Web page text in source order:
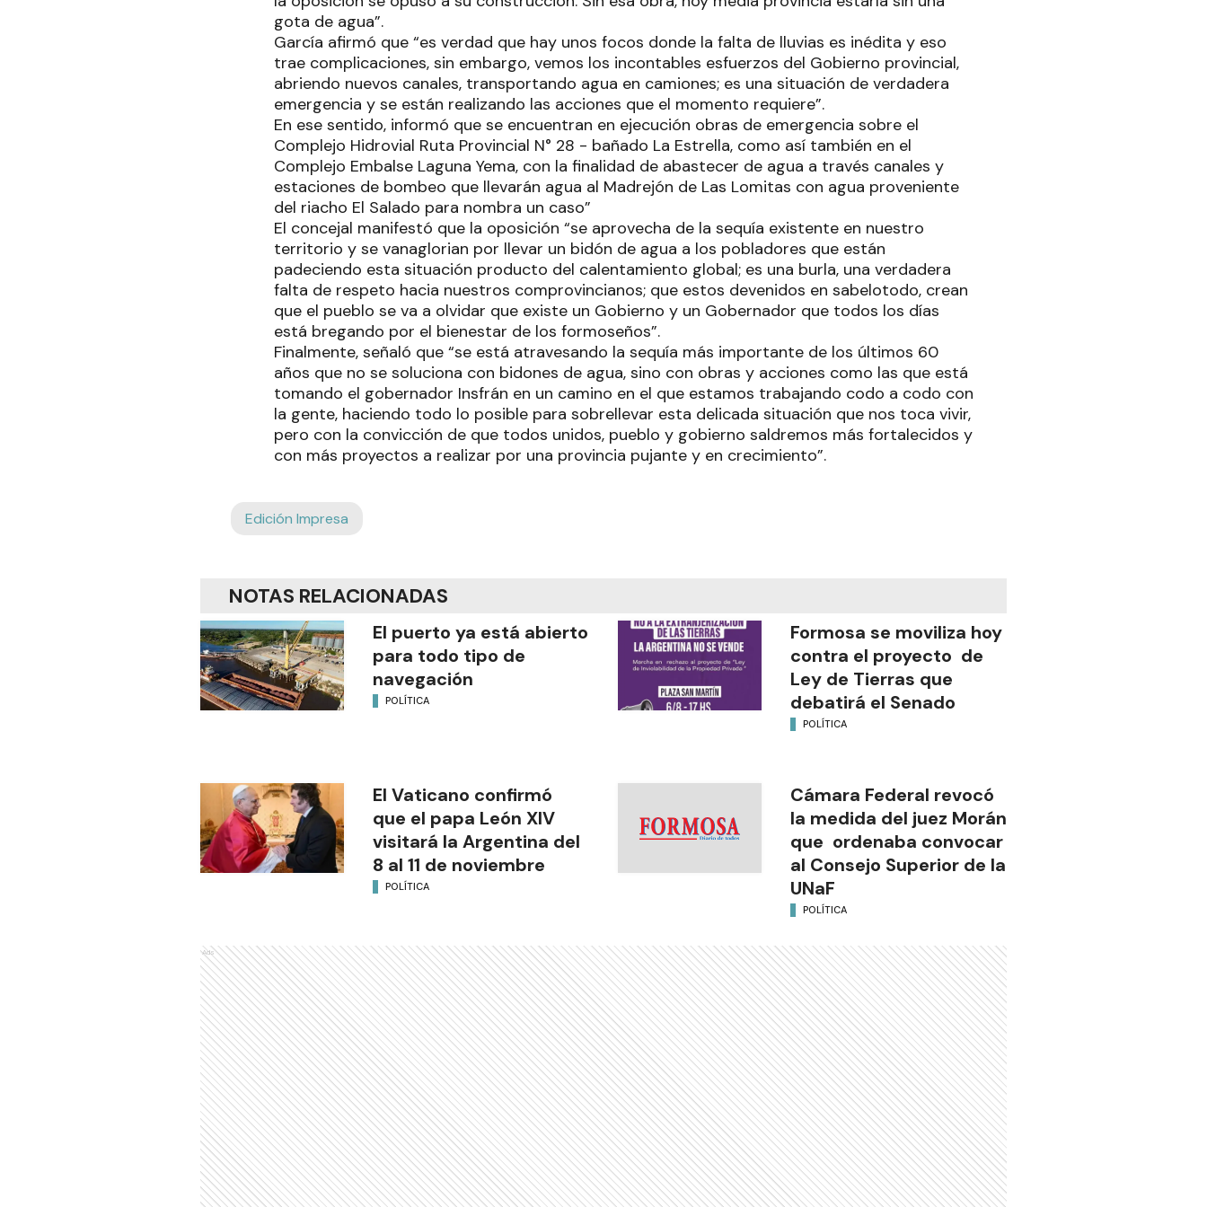
gota de agua”.
García afirmó que “es verdad que hay unos focos donde la falta de lluvias es inédita y eso
trae complicaciones, sin embargo, vemos los incontables esfuerzos del Gobierno provincial,
abriendo nuevos canales, transportando agua en camiones; es una situación de verdadera
emergencia y se están realizando las acciones que el momento requiere”.
En ese sentido, informó que se encuentran en ejecución obras de emergencia sobre el
Complejo Hidrovial Ruta Provincial N° 28 - bañado La Estrella, como así también en el
Complejo Embalse Laguna Yema, con la finalidad de abastecer de agua a través canales y
estaciones de bombeo que llevarán agua al Madrejón de Las Lomitas con agua proveniente
del riacho El Salado para nombra un caso”
El concejal manifestó que la oposición “se aprovecha de la sequía existente en nuestro
territorio y se vanaglorian por llevar un bidón de agua a los pobladores que están
padeciendo esta situación producto del calentamiento global; es una burla, una verdadera
falta de respeto hacia nuestros comprovincianos; que estos devenidos en sabelotodo, crean
que el pueblo se va a olvidar que existe un Gobierno y un Gobernador que todos los días
está bregando por el bienestar de los formoseños”.
Finalmente, señaló que “se está atravesando la sequía más importante de los últimos 60
años que no se soluciona con bidones de agua, sino con obras y acciones como las que está
tomando el gobernador Insfrán en un camino en el que estamos trabajando codo a codo con
la gente, haciendo todo lo posible para sobrellevar esta delicada situación que nos toca vivir,
pero con la convicción de que todos unidos, pueblo y gobierno saldremos más fortalecidos y
con más proyectos a realizar por una provincia pujante y en crecimiento”.
Edición Impresa
NOTAS RELACIONADAS
El puerto ya está abierto
para todo tipo de
navegación
POLÍTICA
Formosa se moviliza hoy
contra el proyecto de
Ley de Tierras que
debatirá el Senado
POLÍTICA
El Vaticano confirmó
que el papa León XIV
visitará la Argentina del
8 al 11 de noviembre
POLÍTICA
Cámara Federal revocó
la medida del juez Morán
que ordenaba convocar
al Consejo Superior de la
UNaF
POLÍTICA
Ads